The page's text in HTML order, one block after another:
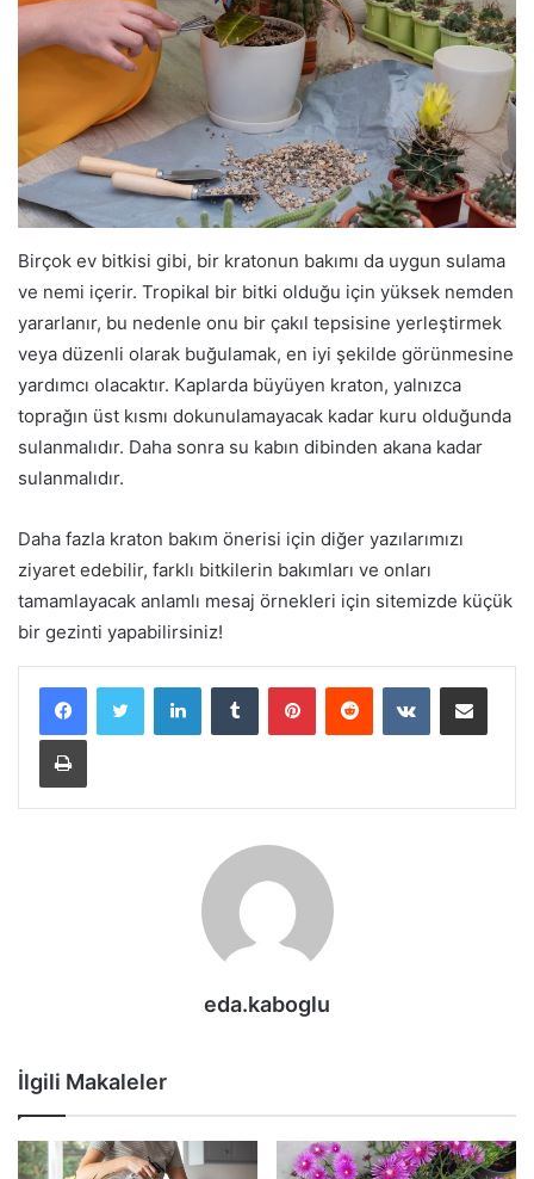
Birçok ev bitkisi gibi, bir kratonun bakımı da uygun sulama
ve nemi içerir. Tropikal bir bitki olduğu için yüksek nemden
yararlanır, bu nedenle onu bir çakıl tepsisine yerleştirmek
veya düzenli olarak buğulamak, en iyi şekilde görünmesine
yardımcı olacaktır. Kaplarda büyüyen kraton, yalnızca
toprağın üst kısmı dokunulamayacak kadar kuru olduğunda
sulanmalıdır. Daha sonra su kabın dibinden akana kadar
sulanmalıdır.
Daha fazla kraton bakım önerisi için diğer yazılarımızı
ziyaret edebilir, farklı bitkilerin bakımları ve onları
tamamlayacak anlamlı mesaj örnekleri için sitemizde küçük
bir gezinti yapabilirsiniz!
LinkedInTumblr PinterestReddit VKontakteE-Posta ile paylaş
Yazdır
eda.kaboglu
İlgili Makaleler